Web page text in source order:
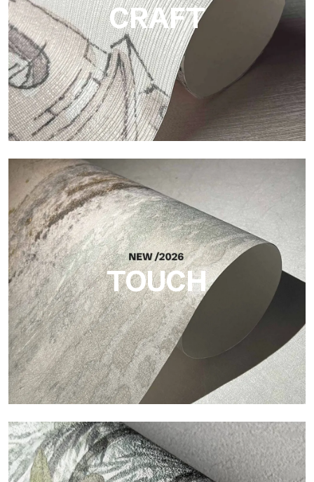
CRAFT
Craft
Acabado inspirado en las fibras naturales, con un relieve
esencial que aporta equilibrio, profundidad y una materialidad
elegante a la superficie.
TOUCH
Touch